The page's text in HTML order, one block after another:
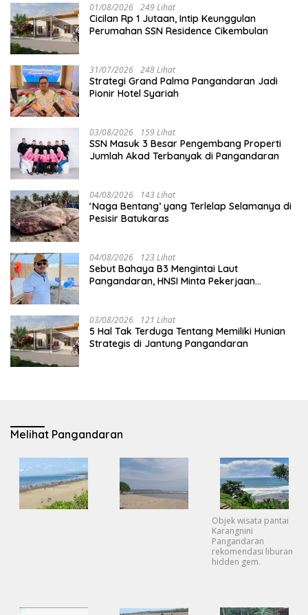
01/08/2026 249 Lihat
Cicilan Rp 1 Jutaan, Intip Keunggulan
Perumahan SSN Residence Cikembulan
31/07/2026 248 Lihat
Strategi Grand Palma Pangandaran Jadi
Pionir Hotel Syariah
03/08/2026 159 Lihat
SSN Masuk 3 Besar Pengembang Properti
Jumlah Akad Terbanyak di Pangandaran
04/08/2026 143 Lihat
‘Naga Bentang’ yang Terlelap Selamanya di
Pesisir Batukaras
04/08/2026 123 Lihat
Sebut Bahaya B3 Mengintai Laut
Pangandaran, HNSI Minta Pekerjaan
03/08/2026 121 Lihat
5 Hal Tak Terduga Tentang Memiliki Hunian
Strategis di Jantung Pangandaran
Melihat Pangandaran
Objek wisata pantai
Karangnini
Pangandaran
rekomendasi liburan
hidden gem.